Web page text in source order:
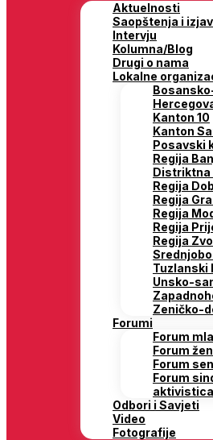
Aktuelnosti
Saopštenja i
Intervju
Kolumna/Blog
Drugi o nama
Lokalne
Kanton 10
Kanton
Posavski
Regija
Distriktna
Regija
Regija
Regija
Regija
Regija
Tuzlanski
Unsko-
Zeničko-
Forumi
Forum
Forum
Forum
Forum
aktivistica
Odbori i Savjeti
Video
Fotografije